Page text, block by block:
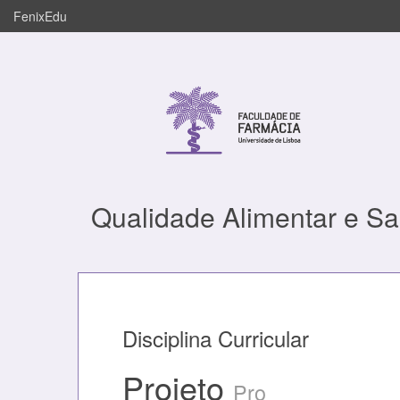
FenixEdu
Qualidade Alimentar e
Disciplina Curricular
Projeto Pro